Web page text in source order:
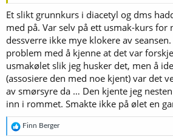
. Den lukta jeg mener er diacetyl blir jo
hvert som ølet varmer seg.)
Jeg var med på et usmakkurs en gang for
å få så mye ut av det. Men det har rent
meg, siden den gangen, og kanskje vil jeg få
skal i alle fall hive meg over neste anledning.
En tanke som slår meg, er at det ville vært
sånn kveld litt smalt. Tema "Smak og
tysk pils". Så kunne en starte med å kjøre et
Et slikt grunnkurs i diacetyl og dms
med på. Var selv på ett usmak-kurs for
dessverre ikke mye klokere av
problem med å kjenne at det var
usmakølet slik jeg husker det, men å
(assosiere den med noe kjent) var det
av smørsyre da … Den kjente jeg
inn i rommet. Smakte ikke på ølet en
R
e
Finn Berger